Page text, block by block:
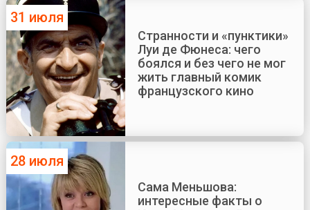
31 июля
Странности и «пунктики»
Луи де Фюнеса: чего
боялся и без чего не мог
жить главный комик
французского кино
28 июля
Сама Меньшова:
интересные факты о